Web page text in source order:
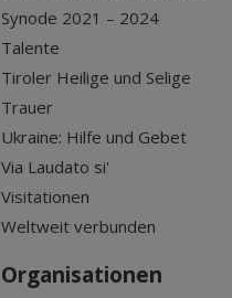
Synode 2021 – 2024
Talente
Tiroler Heilige und Selige
Trauer
Ukraine: Hilfe und Gebet
Via Laudato si'
Visitationen
Weltweit verbunden
Organisationen